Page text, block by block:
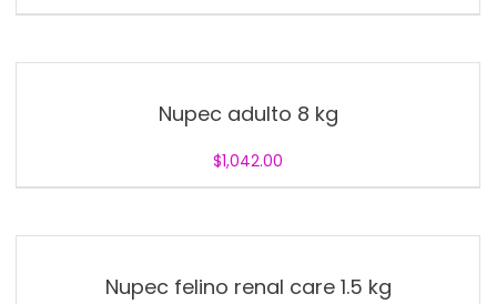
Nupec adulto 8 kg
$1,042.00
Nupec felino renal care 1.5 kg